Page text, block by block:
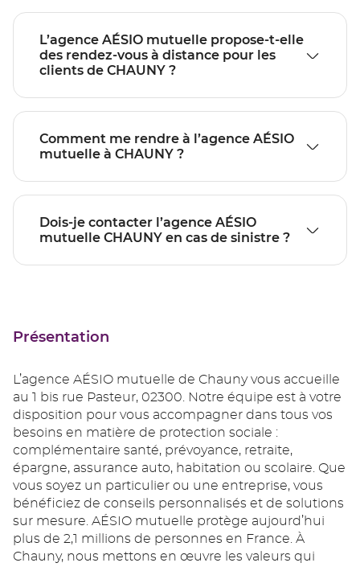
L’agence AÉSIO mutuelle propose-t-elle
des rendez-vous à distance pour les
clients de CHAUNY ?
Comment me rendre à l’agence AÉSIO
mutuelle à CHAUNY ?
Dois-je contacter l’agence AÉSIO
mutuelle CHAUNY en cas de sinistre ?
Présentation
L’agence AÉSIO mutuelle de Chauny vous accueille
au 1 bis rue Pasteur, 02300. Notre équipe est à votre
disposition pour vous accompagner dans tous vos
besoins en matière de protection sociale :
complémentaire santé, prévoyance, retraite,
épargne, assurance auto, habitation ou scolaire. Que
vous soyez un particulier ou une entreprise, vous
bénéficiez de conseils personnalisés et de solutions
sur mesure. AÉSIO mutuelle protège aujourd’hui
plus de 2,1 millions de personnes en France. À
Chauny, nous mettons en œuvre les valeurs qui